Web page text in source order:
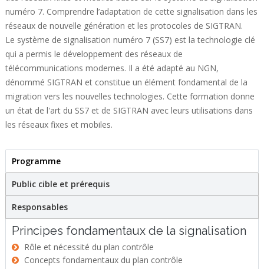
numéro 7. Comprendre l’adaptation de cette signalisation dans les
réseaux de nouvelle génération et les protocoles de SIGTRAN.
Le système de signalisation numéro 7 (SS7) est la technologie clé
qui a permis le développement des réseaux de
télécommunications modernes. Il a été adapté au NGN,
dénommé SIGTRAN et constitue un élément fondamental de la
migration vers les nouvelles technologies. Cette formation donne
un état de l'art du SS7 et de SIGTRAN avec leurs utilisations dans
les réseaux fixes et mobiles.
Stage
Programme(active tab)
Public cible et prérequis
Responsables
Principes fondamentaux de la signalisation
Rôle et nécessité du plan contrôle
Concepts fondamentaux du plan contrôle